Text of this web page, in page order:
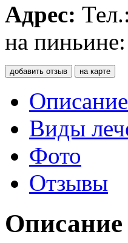
Адрес:
на
добавить отзыв на карте
Описание
Виды
Фото
Отзывы